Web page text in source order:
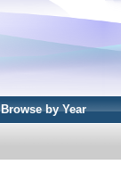
Browse by Year